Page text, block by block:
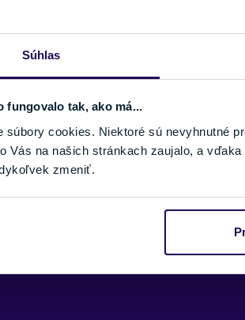
Súhlas
fungovalo tak, ako má...
súbory cookies. Niektoré sú nevyhnutné
Vás na našich stránkach zaujalo, a
zmeniť.
bodec